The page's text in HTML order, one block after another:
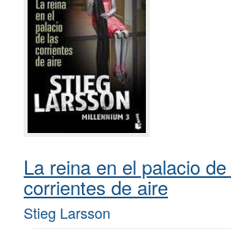
La reina en el palacio
corrientes de aire
Stieg Larsson